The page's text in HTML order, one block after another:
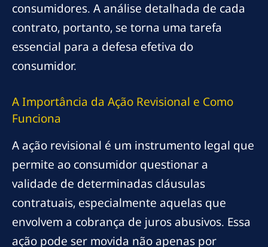
consumidores. A análise detalhada de cada
contrato, portanto, se torna uma tarefa
essencial para a defesa efetiva do
consumidor.
A Importância da Ação Revisional e Como
Funciona
A ação revisional é um instrumento legal que
permite ao consumidor questionar a
validade de determinadas cláusulas
contratuais, especialmente aquelas que
envolvem a cobrança de juros abusivos. Essa
ação pode ser movida não apenas por